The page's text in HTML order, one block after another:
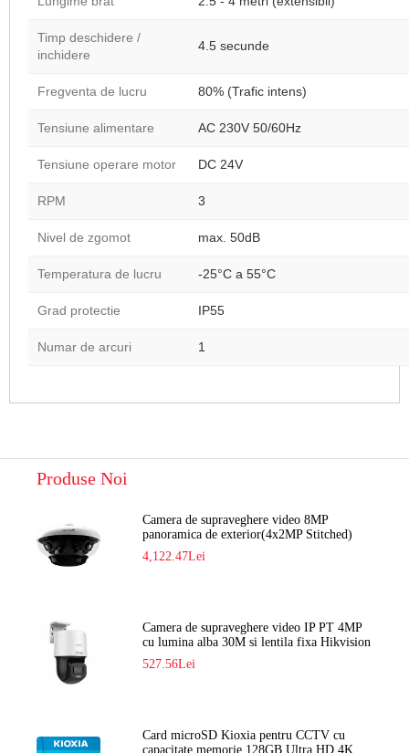
Timp deschidere /
inchidere
4.5 secunde
Fregventa de lucru 80% (Trafic intens)
Tensiune alimentare AC 230V 50/60Hz
Tensiune operare motor DC 24V
RPM 3
Nivel de zgomot max. 50dB
Temperatura de lucru -25°C a 55°C
Grad protectie IP55
Numar de arcuri 1
Produse Noi
Camera de supraveghere video 8MP
panoramica de exterior(4x2MP Stitched)
Navaio NGC-7482PR
4,122.47Lei
Camera de supraveghere video IP PT 4MP
cu lumina alba 30M si lentila fixa Hikvision
DS-2DE2C400SCG-E F1
527.56Lei
Card microSD Kioxia pentru CCTV cu
capacitate memorie 128GB Ultra HD 4K